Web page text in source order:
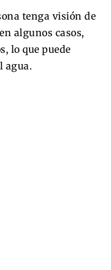
tenga visión de
algunos casos,
lo que puede
agua.